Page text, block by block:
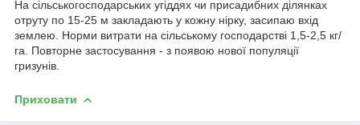
На сільськогосподарських угіддях чи присадибних ділянках
отруту по 15-25 м закладають у кожну нірку, засипаю вхід
землею. Норми витрати на сільському господарстві 1,5-2,5 кг/
га. Повторне застосування - з появою нової популяції
гризунів.
Приховати